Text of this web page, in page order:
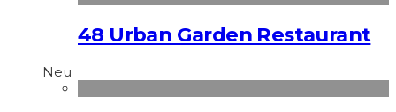
48 Urban Garden Restaurant
Neu